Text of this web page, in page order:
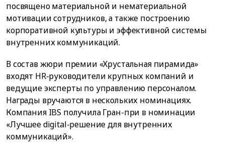
посвящено материальной и нематериальной
мотивации сотрудников, а также построению
корпоративной культуры и эффективной системы
внутренних коммуникаций.
В состав жюри премии «Хрустальная пирамида»
входят HR-руководители крупных компаний и
ведущие эксперты по управлению персоналом.
Награды вручаются в нескольких номинациях.
Компания IBS получила Гран-при в номинации
«Лучшее digital-решение для внутренних
коммуникаций».